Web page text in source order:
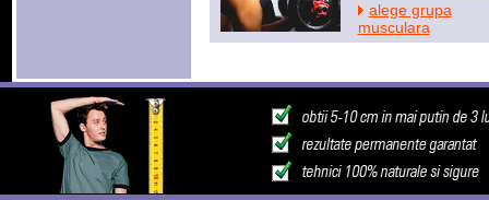
alege grupa
musculara